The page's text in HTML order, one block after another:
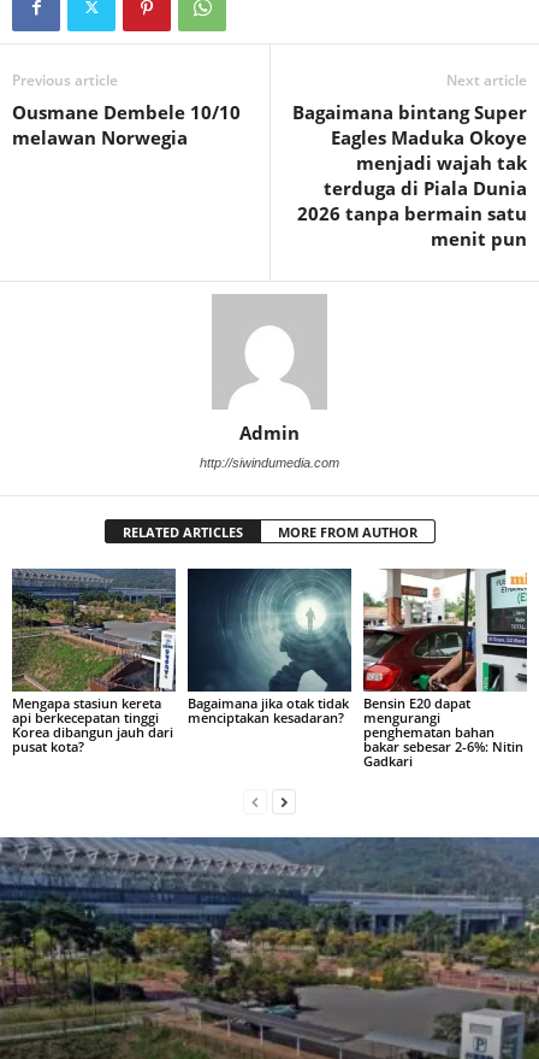
Previous article
Ousmane Dembele 10/10
melawan Norwegia
Next article
Bagaimana bintang Super
Eagles Maduka Okoye
menjadi wajah tak
terduga di Piala Dunia
2026 tanpa bermain satu
menit pun
Admin
http://siwindumedia.com
RELATED ARTICLES MORE FROM AUTHOR
Mengapa stasiun kereta
api berkecepatan tinggi
Korea dibangun jauh dari
pusat kota?
Bagaimana jika otak tidak
menciptakan kesadaran?
Bensin E20 dapat
mengurangi
penghematan bahan
bakar sebesar 2-6%: Nitin
Gadkari